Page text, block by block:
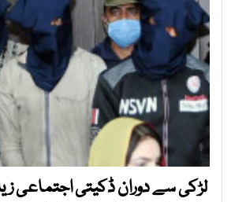
لڑکی سے دوران ڈکیتی اجتماعی